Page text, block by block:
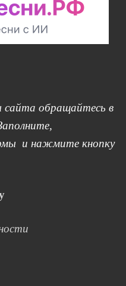
сайта обращайтесь в
и нажмите кнопку